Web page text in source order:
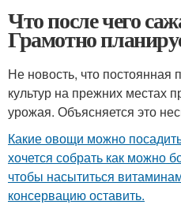
Что после чего
Грамотно
Не новость, что постоянная
культур на прежних местах
урожая. Объясняется это
Какие овощи можно
хочется собрать как можно
чтобы насытиться
консервацию оставить.